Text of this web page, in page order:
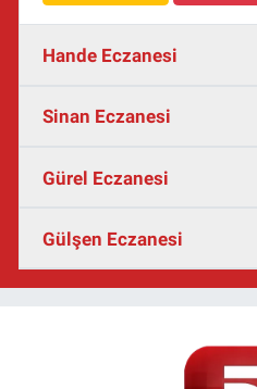
Hande Eczanesi
Sinan Eczanesi
Gürel Eczanesi
Gülşen Eczanesi